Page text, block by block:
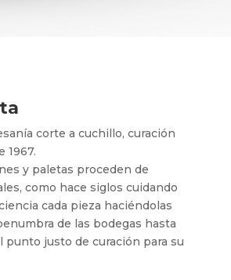
corte a cuchillo, curación
1967.
y paletas proceden de
como hace siglos cuidando
cada pieza haciéndolas
de las bodegas hasta
punto justo de curación para su